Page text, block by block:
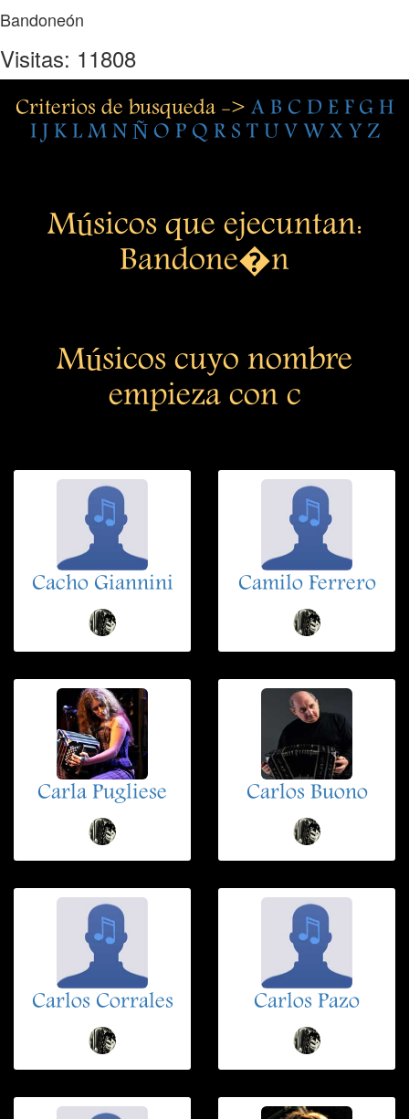
Bandoneón
Visitas: 11808
Criterios de busqueda -> A B C D E F G H
I J K L M N Ñ O P Q R S T U V W X Y Z
Músicos que ejecuntan:
Bandone�n
Músicos cuyo nombre
empieza con c
Cacho Giannini Camilo Ferrero
Carla Pugliese Carlos Buono
Carlos Corrales Carlos Pazo